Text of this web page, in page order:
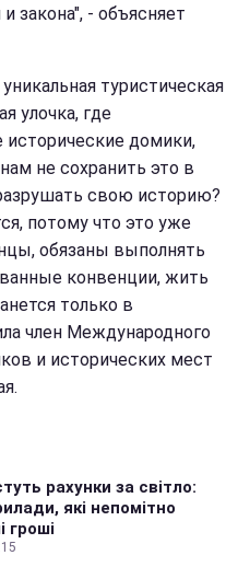
закона", - объясняет
туристическая
улочка, где
домики,
не сохранить это в
свою историю?
потому что это уже
обязаны выполнять
конвенции, жить
только в
член Международного
и исторических мест
рахунки за світло:
які непомітно
гроші